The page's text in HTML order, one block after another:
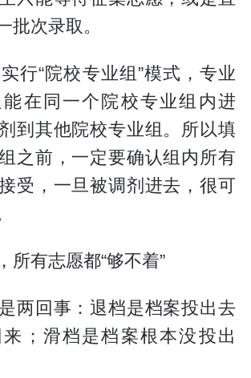
批次录取。
行“院校专业组”模式，专业
在同一个院校专业组内进
到其他院校专业组。所以填
之前，一定要确认组内所有
受，一旦被调剂进去，很可
所有志愿都“够不着”
两回事：退档是档案投出去
；滑档是档案根本没投出